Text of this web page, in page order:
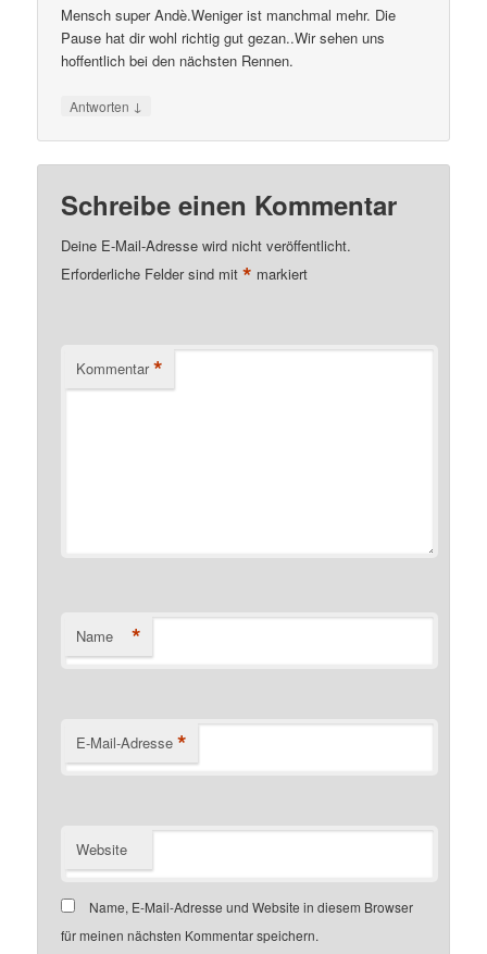
Mensch super Andè.Weniger ist manchmal mehr. Die
Pause hat dir wohl richtig gut gezan..Wir sehen uns
hoffentlich bei den nächsten Rennen.
Antworten ↓
Schreibe einen Kommentar
Deine E-Mail-Adresse wird nicht veröffentlicht.
Erforderliche Felder sind mit* markiert
Kommentar *
Name *
E-Mail-Adresse *
Website
Name, E-Mail-Adresse und Website in diesem Browser
für meinen nächsten Kommentar speichern.